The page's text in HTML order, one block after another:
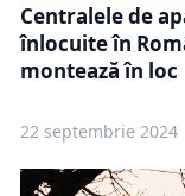
Centralele de
înlocuite în
montează în loc
22 septembrie 2024